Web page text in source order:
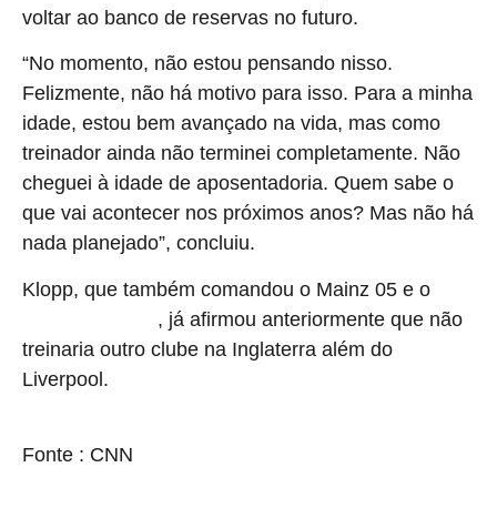
voltar ao banco de reservas no futuro.
“No momento, não estou pensando nisso.
Felizmente, não há motivo para isso. Para a minha
idade, estou bem avançado na vida, mas como
treinador ainda não terminei completamente. Não
cheguei à idade de aposentadoria. Quem sabe o
que vai acontecer nos próximos anos? Mas não há
nada planejado”, concluiu.
Klopp, que também comandou o Mainz 05 e o
, já afirmou anteriormente que não
treinaria outro clube na Inglaterra além do
Liverpool.
Fonte : CNN